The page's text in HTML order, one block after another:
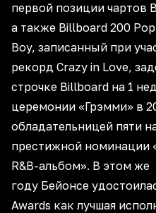
первой позиции чартов
а также Billboard 200
Boy, записанный при
рекорд Crazy in Love,
строчке Billboard на 1
церемонии «Грэмми» в
обладательницей пяти
престижной номинации
R&B-альбом». В этом же
году Бейонсе
Awards как лучшая